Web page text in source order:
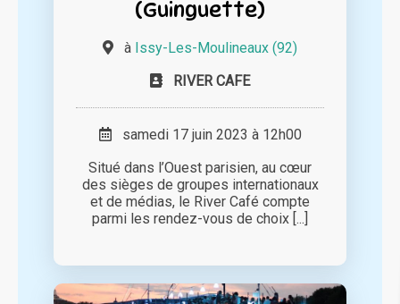
(Guinguette)
à Issy-Les-Moulineaux (92)
RIVER CAFE
samedi 17 juin 2023 à 12h00
Situé dans l’Ouest parisien, au cœur
des sièges de groupes internationaux
et de médias, le River Café compte
parmi les rendez-vous de choix [...]